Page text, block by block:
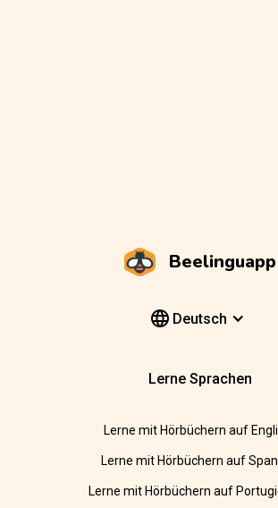
Beelinguapp
Deutsch
Lerne Sprachen
Lerne mit Hörbüchern auf
Lerne mit Hörbüchern auf
Lerne mit Hörbüchern auf